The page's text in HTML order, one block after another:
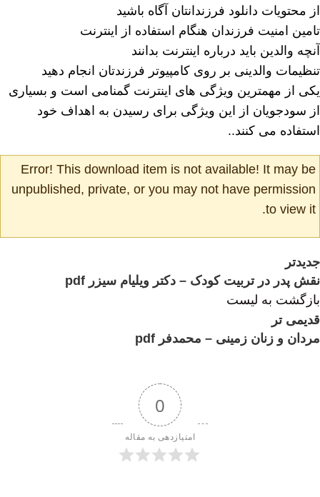
از محتویات دانلود فرزندانتان آگاه باشید
تامین امنیت فرزندان هنگام استفاده از اینترنت
آنچه والدین باید درباره اینترنت بدانند
تنظیمات والدینی بر روی کامپیوتر فرزندتان انجام دهید
یکی از مهمترین ویژگی های اینترنت گمنامی است و بسیاری
از سودجویان از این ویژگی برای رسیدن به اهداف خود
استفاده می کنند..
Error! This download item is not available! It may be
unpublished, private, or you may not have permission
to view it.
جدیدتر
نقش پدر در تربیت کودک – دکتر ویلیام سیزر pdf
بازگشت به لیست
قدیمی تر
مردان و زنان زمینی – محمدفر pdf
0
امتیازدهی به مقاله